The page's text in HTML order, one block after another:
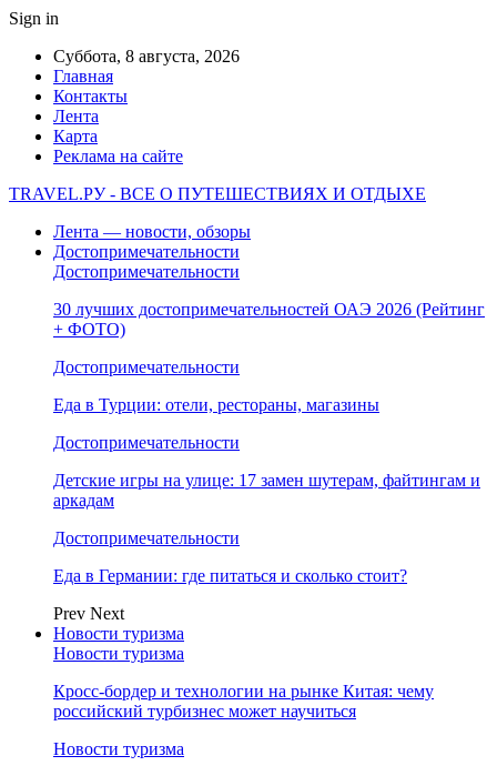
Sign in
Суббота, 8 августа, 2026
Главная
Контакты
Лента
Карта
Реклама на сайте
TRAVEL.РУ - ВСЕ О ПУТЕШЕСТВИЯХ И ОТДЫХЕ
Лента — новости, обзоры
Достопримечательности
Достопримечательности
30 лучших достопримечательностей ОАЭ 2026 (Рейтинг
+ ФОТО)
Достопримечательности
Еда в Турции: отели, рестораны, магазины
Достопримечательности
Детские игры на улице: 17 замен шутерам, файтингам и
аркадам
Достопримечательности
Еда в Германии: где питаться и сколько стоит?
Prev Next
Новости туризма
Новости туризма
Кросс-бордер и технологии на рынке Китая: чему
российский турбизнес может научиться
Новости туризма